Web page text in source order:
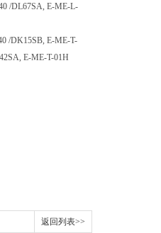
/DL67SA, E-ME-L-
/DK15SB, E-ME-T-
E-ME-T-01H
返回列表>>